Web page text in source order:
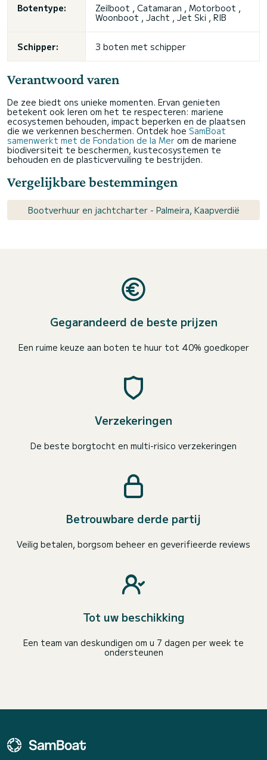
Botentype:
Zeilboot , Catamaran , Motorboot ,
Woonboot , Jacht , Jet Ski , RIB
Schipper: 3 boten met schipper
Verantwoord varen
De zee biedt ons unieke momenten. Ervan genieten
betekent ook leren om het te respecteren: mariene
ecosystemen behouden, impact beperken en de plaatsen
die we verkennen beschermen. Ontdek hoe SamBoat
samenwerkt met de Fondation de la Mer om de mariene
biodiversiteit te beschermen, kustecosystemen te
behouden en de plasticvervuiling te bestrijden.
Vergelijkbare bestemmingen
Bootverhuur en jachtcharter - Palmeira, Kaapverdië
Gegarandeerd de beste prijzen
Een ruime keuze aan boten te huur tot 40% goedkoper
Verzekeringen
De beste borgtocht en multi-risico verzekeringen
Betrouwbare derde partij
Veilig betalen, borgsom beheer en geverifieerde reviews
Tot uw beschikking
Een team van deskundigen om u 7 dagen per week te
ondersteunen